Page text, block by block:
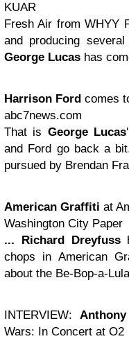
KUAR
Fresh Air from WHYY
and producing
George Lucas has
Harrison Ford comes
abc7news.com
That is George Lucas
and Ford go back a
pursued by Brendan
American Graffiti at
Washington City Paper
...
Richard Dreyfuss
chops in American
about the Be-Bop-a-
INTERVIEW:
Wars: In Concert at O2